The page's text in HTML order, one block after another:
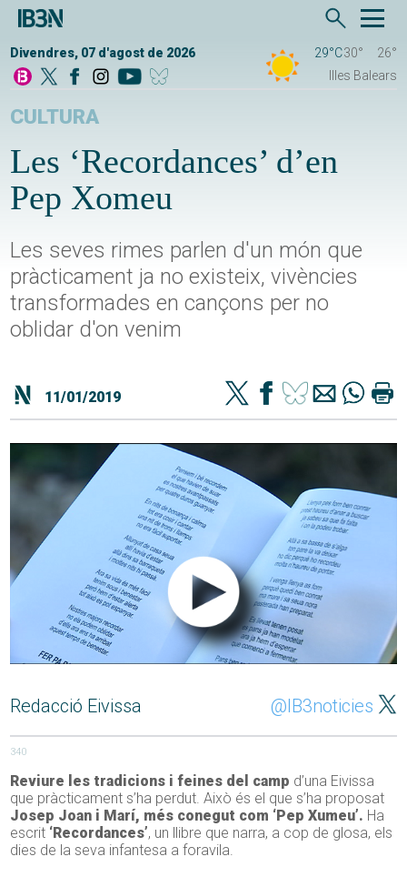
Divendres, 07 d'agost de 2026 29°C30°
26°
Illes Balears
CULTURA
Les ‘Recordances’ d’en
Pep Xomeu
Les seves rimes parlen d'un món que
pràcticament ja no existeix, vivències
transformades en cançons per no
oblidar d'on venim
11/01/2019
Redacció Eivissa @IB3noticies
340
Reviure les tradicions i feines del camp d’una Eivissa
que pràcticament s’ha perdut. Això és el que s’ha proposat
Josep Joan i Marí, més conegut com ‘Pep Xumeu’. Ha
escrit ‘Recordances’, un llibre que narra, a cop de glosa, els
dies de la seva infantesa a foravila.